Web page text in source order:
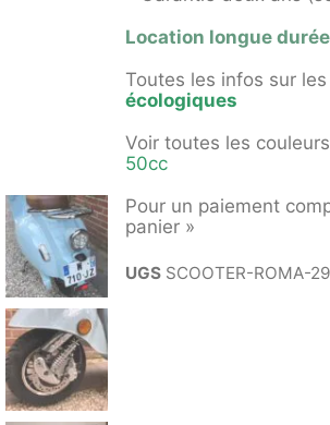
Location longue
Toutes les infos sur
écologiques
Voir toutes les
50cc
Pour un paiement
panier »
UGS SCOOTER-ROMA-